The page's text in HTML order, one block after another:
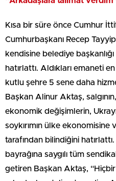
Kısa bir süre önce Cumhur
Cumhurbaşkanı Recep
kendisine belediye
hatırlattı. Aldıkları emaneti
kutlu şehre 5 sene daha
Başkan Alinur Aktaş,
ekonomik değişimlerin,
soykırımın ülke ekonomisine
tarafından bilindiğini
bayrağına saygılı tüm
getiren Başkan Aktaş,